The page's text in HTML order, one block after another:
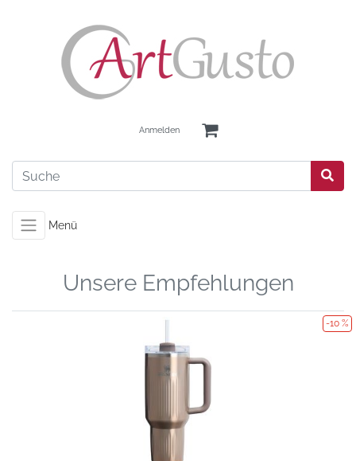
Anmelden
Menü
Unsere Empfehlungen
-10 %